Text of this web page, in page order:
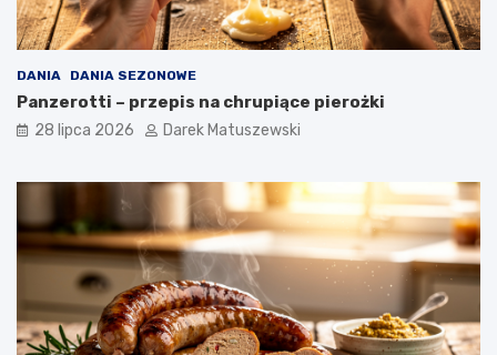
DANIA DANIA SEZONOWE
Panzerotti – przepis na chrupiące pierożki
28 lipca 2026 Darek Matuszewski